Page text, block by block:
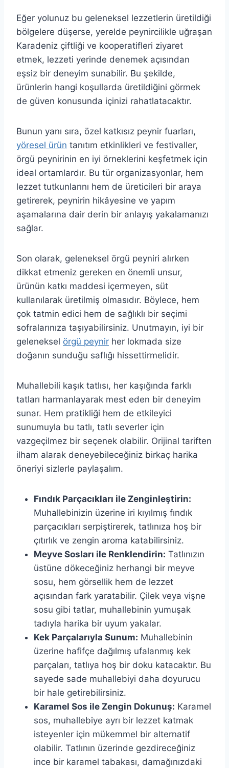
Eğer yolunuz bu geleneksel lezzetlerin üretildiği
bölgelere düşerse, yerelde peynircilikle uğraşan
Karadeniz çiftliği ve kooperatifleri ziyaret
etmek, lezzeti yerinde denemek açısından
eşsiz bir deneyim sunabilir. Bu şekilde,
ürünlerin hangi koşullarda üretildiğini görmek
de güven konusunda içinizi rahatlatacaktır.
Bunun yanı sıra, özel katkısız peynir fuarları,
yöresel ürün tanıtım etkinlikleri ve festivaller,
örgü peynirinin en iyi örneklerini keşfetmek için
ideal ortamlardır. Bu tür organizasyonlar, hem
lezzet tutkunlarını hem de üreticileri bir araya
getirerek, peynirin hikâyesine ve yapım
aşamalarına dair derin bir anlayış yakalamanızı
sağlar.
Son olarak, geleneksel örgü peyniri alırken
dikkat etmeniz gereken en önemli unsur,
ürünün katkı maddesi içermeyen, süt
kullanılarak üretilmiş olmasıdır. Böylece, hem
çok tatmin edici hem de sağlıklı bir seçimi
sofralarınıza taşıyabilirsiniz. Unutmayın, iyi bir
geleneksel örgü peynir her lokmada size
doğanın sunduğu saflığı hissettirmelidir.
Muhallebili kaşık tatlısı, her kaşığında farklı
tatları harmanlayarak mest eden bir deneyim
sunar. Hem pratikliği hem de etkileyici
sunumuyla bu tatlı, tatlı severler için
vazgeçilmez bir seçenek olabilir. Orijinal tariften
ilham alarak deneyebileceğiniz birkaç harika
öneriyi sizlerle paylaşalım.
Fındık Parçacıkları ile Zenginleştirin:
Muhallebinizin üzerine iri kıyılmış fındık
parçacıkları serpiştirerek, tatlınıza hoş bir
çıtırlık ve zengin aroma katabilirsiniz.
Meyve Sosları ile Renklendirin: Tatlınızın
üstüne dökeceğiniz herhangi bir meyve
sosu, hem görsellik hem de lezzet
açısından fark yaratabilir. Çilek veya vişne
sosu gibi tatlar, muhallebinin yumuşak
tadıyla harika bir uyum yakalar.
Kek Parçalarıyla Sunum: Muhallebinin
üzerine hafifçe dağılmış ufalanmış kek
parçaları, tatlıya hoş bir doku katacaktır. Bu
sayede sade muhallebiyi daha doyurucu
bir hale getirebilirsiniz.
Karamel Sos ile Zengin Dokunuş: Karamel
sos, muhallebiye ayrı bir lezzet katmak
isteyenler için mükemmel bir alternatif
olabilir. Tatlının üzerinde gezdireceğiniz
ince bir karamel tabakası, damağınızdaki